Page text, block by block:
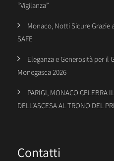
“Vigilanza”
Monaco, Notti Sicure Grazie
SAFE
Eleganza e Generosità per il
Monegasca 2026
PARIGI, MONACO CELEBRA
DELL’ASCESA AL TRONO DEL
Contatti